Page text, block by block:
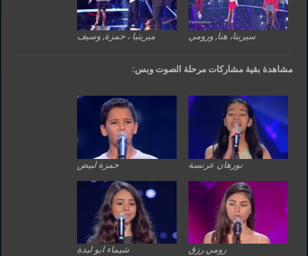
سيرينا، هنا, ورومي ميريتيا ، حمزة, وسيف
مشاهدة بقية مشاركات مرحلة الصوت وبس:
نورهان عرنسة حمزة لبيض
رومي رزق شيماء ابو لبدة